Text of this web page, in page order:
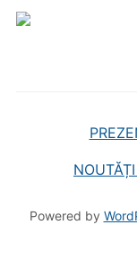
Powered by